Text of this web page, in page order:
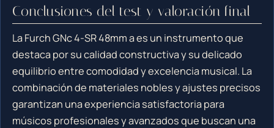
Conclusiones del test y valoración final
La Furch GNc 4-SR 48mm a es un instrumento que
destaca por su calidad constructiva y su delicado
equilibrio entre comodidad y excelencia musical. La
combinación de materiales nobles y ajustes precisos
garantizan una experiencia satisfactoria para
músicos profesionales y avanzados que buscan una